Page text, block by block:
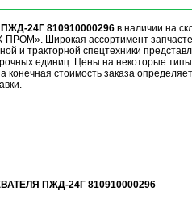
24Г 810910000296в наличии на
Широкая ассортимент
и тракторной спецтехники
единиц. Цены на некоторые типы
конечная стоимость заказа
ПЖД-24Г 810910000296